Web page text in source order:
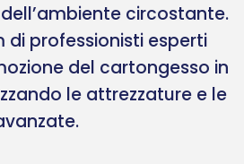
circostante.
di professionisti esperti
del cartongesso in
le attrezzature e le